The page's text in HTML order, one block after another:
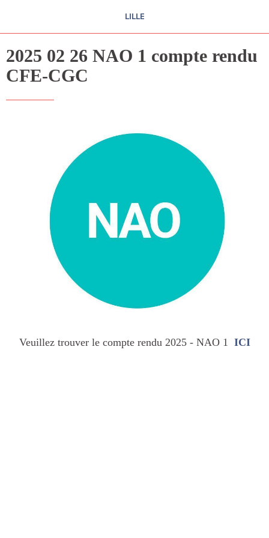
LILLE
2025 02 26 NAO 1 compte rendu
CFE-CGC
Veuillez trouver le compte rendu 2025 - NAO 1 ICI